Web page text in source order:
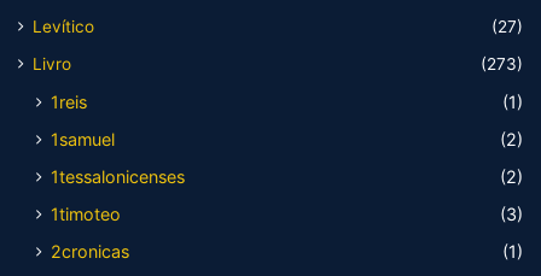
Levítico
(27)
Livro
(273)
1reis
(1)
1samuel
(2)
1tessalonicenses
(2)
1timoteo
(3)
2cronicas
(1)